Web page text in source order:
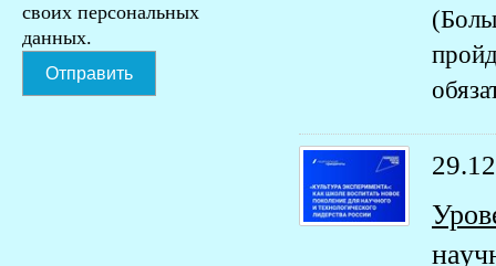
своих персональных
данных.
Отправить